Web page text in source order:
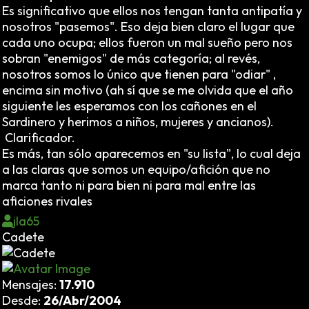
Es significativo que ellos nos tengan tanta antipatía y
nosotros "pasemos". Eso deja bien claro el lugar que
cada uno ocupa; ellos fueron un mal sueño pero nos
sobran "enemigos" de más categoría; al revés,
nosotros somos lo único que tienen para "odiar" ,
encima sin motivo (ah sí que se me olvida que el año
siguiente les esperamos con los cañones en el
Sardinero y herimos a niños, mujeres y ancianos).
Clarificador.
Es más, tan sólo aparecemos en "su lista", lo cual deja
a las claras que somos un equipo/afición que no
marca tanto ni para bien ni para mal entre las
aficiones rivales
jla65
Cadete
Mensajes: 17.910
Desde: 26/Abr/2004